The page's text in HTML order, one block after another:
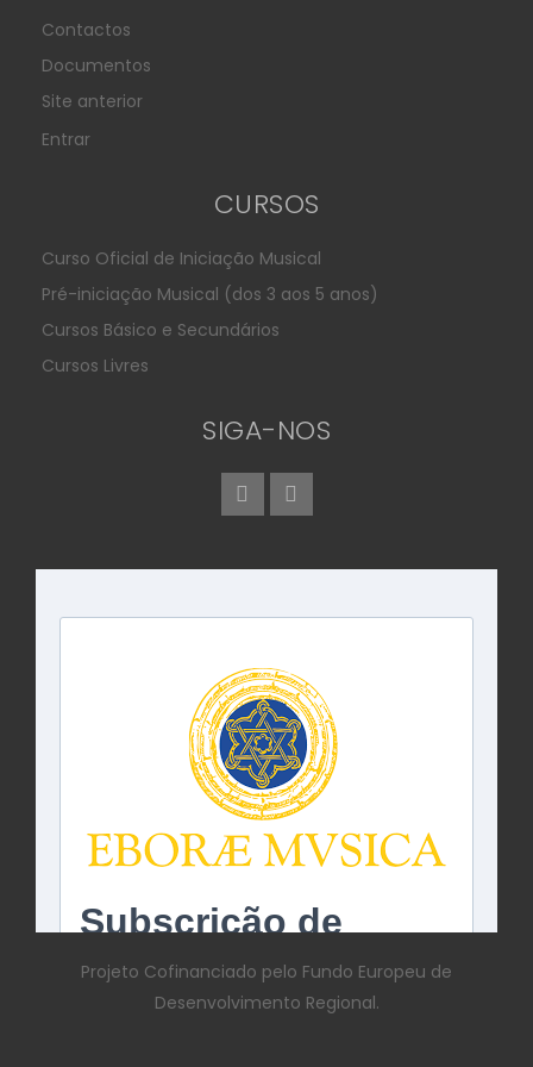
Contactos
Documentos
Site anterior
Entrar
CURSOS
Curso Oficial de Iniciação Musical
Pré-iniciação Musical (dos 3 aos 5 anos)
Cursos Básico e Secundários
Cursos Livres
SIGA-NOS
Projeto Cofinanciado pelo Fundo Europeu de
Desenvolvimento Regional.